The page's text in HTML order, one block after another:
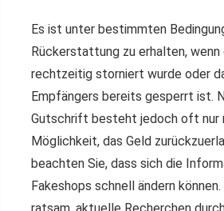
Es ist unter bestimmten
Rückerstattung zu erhalten, wenn
rechtzeitig storniert wurde oder
Empfängers bereits gesperrt ist.
Gutschrift besteht jedoch oft nur
Möglichkeit, das Geld
beachten Sie, dass sich die
Fakeshops schnell ändern